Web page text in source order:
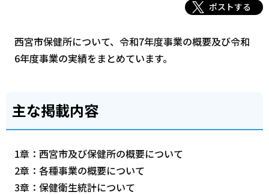
ポストする
西宮市保健所について、令和7年度事業の概要及び令和
6年度事業の実績をまとめています。
主な掲載内容
1章：西宮市及び保健所の概要について
2章：各種事業の概要について
3章：保健衛生統計について